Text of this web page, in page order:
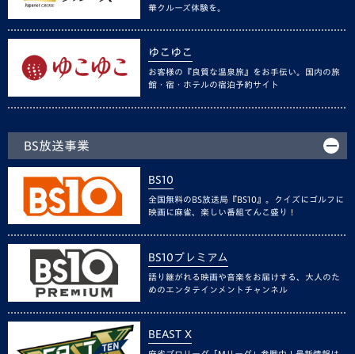
華クルーズ体験を。
ゆこゆこ
お客様の『良質な温泉旅』をお手伝い。国内の旅
館・宿・ホテルの宿泊予約サイト
BS放送事業
BS10
全国無料のBS放送局『BS10』。クイズにゴルフに
映画に麻雀、楽しい番組てんこ盛り！
BS10プレミアム
語り継がれる映画や音楽をお届けする、大人のた
めのエンタテインメントチャンネル
BEAST X